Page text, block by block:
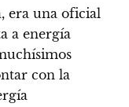
era una oficial
a energía
con la